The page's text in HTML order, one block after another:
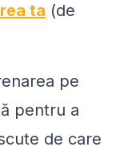
ta (de
pe
pentru a
de care